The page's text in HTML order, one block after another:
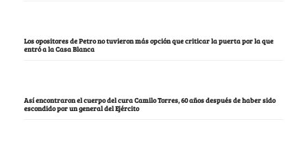
Los opositores de Petro no tuvieron más opción que criticar la puerta por la que
entró a la Casa Blanca
Así encontraron el cuerpo del cura Camilo Torres, 60 años después de haber sido
escondido por un general del Ejército